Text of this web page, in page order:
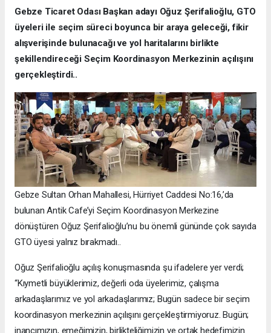
Gebze Ticaret Odası Başkan adayı Oğuz Şerifalioğlu, GTO
üyeleri ile seçim süreci boyunca bir araya geleceği, fikir
alışverişinde bulunacağı ve yol haritalarını birlikte
şekillendireceği Seçim Koordinasyon Merkezinin açılışını
gerçekleştirdi..
Gebze Sultan Orhan Mahallesi, Hürriyet Caddesi No:16,’da
bulunan Antik Cafe’yi Seçim Koordinasyon Merkezine
dönüştüren Oğuz Şerifalioğlu’nu bu önemli gününde çok sayıda
GTO üyesi yalnız bırakmadı..
Oğuz Şerifalioğlu açılış konuşmasında şu ifadelere yer verdi;
“Kıymetli büyüklerimiz, değerli oda üyelerimiz, çalışma
arkadaşlarımız ve yol arkadaşlarımız; Bugün sadece bir seçim
koordinasyon merkezinin açılışını gerçekleştirmiyoruz. Bugün;